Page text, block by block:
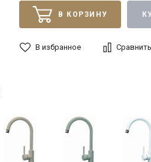
В КОРЗИНУ
В избранное Сравнить